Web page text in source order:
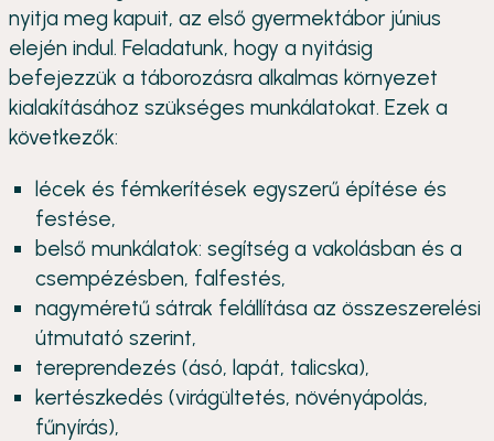
nyitja meg kapuit, az első gyermektábor június
elején indul. Feladatunk, hogy a nyitásig
befejezzük a táborozásra alkalmas környezet
kialakításához szükséges munkálatokat. Ezek a
következők:
lécek és fémkerítések egyszerű építése és
festése,
belső munkálatok: segítség a vakolásban és a
csempézésben, falfestés,
nagyméretű sátrak felállítása az összeszerelési
útmutató szerint,
tereprendezés (ásó, lapát, talicska),
kertészkedés (virágültetés, növényápolás,
fűnyírás),